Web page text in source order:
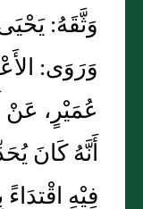
وَثَّقَهُ:
وَرَوَى:
عُمَيْرٍ،
أَنَّهُ كَانَ
فِيْهِ